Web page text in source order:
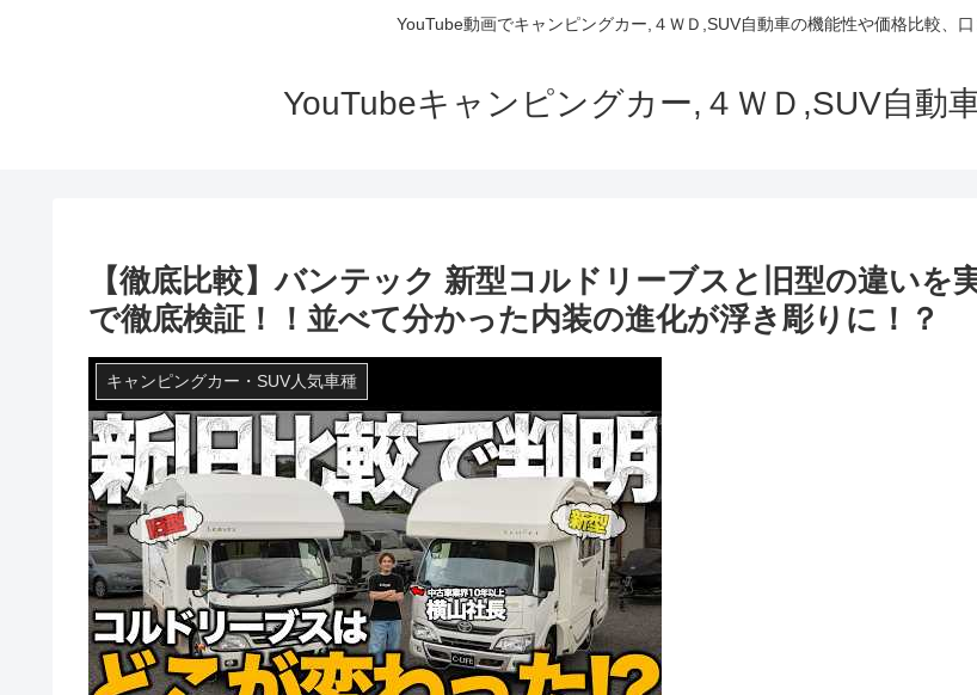
YouTube動画でキャンピングカー,４ＷＤ,SUV自動車の機能性や価格比較、口
YouTubeキャンピングカー,４ＷＤ,SUV自動
【徹底比較】バンテック 新型コルドリーブスと旧型の違いを
で徹底検証！！並べて分かった内装の進化が浮き彫りに！？
キャンピングカー・SUV人気車種